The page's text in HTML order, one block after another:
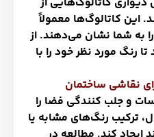
این کاتالوگ‌ها معمولاً
به شما نشان می‌دهند. از
رنگ مورد نظر خود را با
نقاشی ساختمان
و جلب کنندگی فضا را
ترکیب رنگ‌های مشابه یا